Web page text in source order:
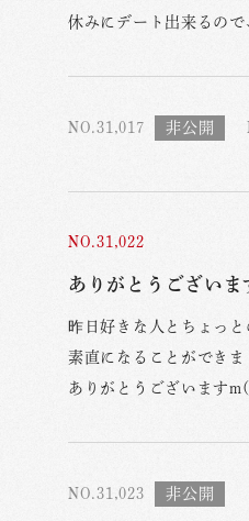
休みにデート出来るの
NO.31,017
NO.31,022
ありがとうござい
昨日好きな人とちょっ
素直になることができま
ありがとうございます
NO.31,023